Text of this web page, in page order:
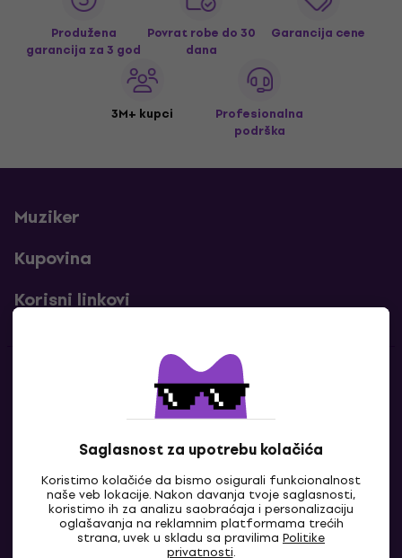
Saglasnost za upotrebu kolačića
Koristimo kolačiće da bismo osigurali funkcionalnost
naše veb lokacije. Nakon davanja tvoje saglasnosti,
koristimo ih za analizu saobraćaja i personalizaciju
oglašavanja na reklamnim platformama trećih
strana, uvek u skladu sa pravilima Politike
privatnosti.
Produžena
garancija za 3 god
Povrat robe do 30
dana
Garancija cene
3M+ kupci
Profesionalna
podrška
Muziker
Kupovina
Korisni linkovi
Kontakti
Kontaktiraj nas